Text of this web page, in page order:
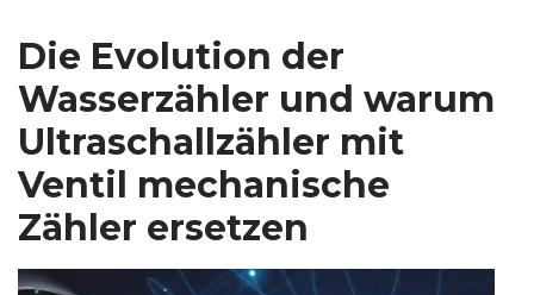
Die Evolution der
Wasserzähler und warum
Ultraschallzähler mit
Ventil mechanische
Zähler ersetzen